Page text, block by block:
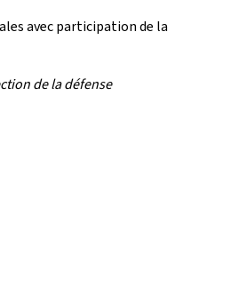
avec participation de la
de la défense